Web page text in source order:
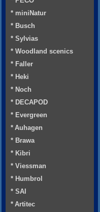
* miniNatur
* Busch
* Sylvias
* Woodland scenics
* Faller
* Heki
* Noch
* DECAPOD
* Evergreen
* Auhagen
* Brawa
* Kibri
* Viessman
* Humbrol
* SAI
* Artitec